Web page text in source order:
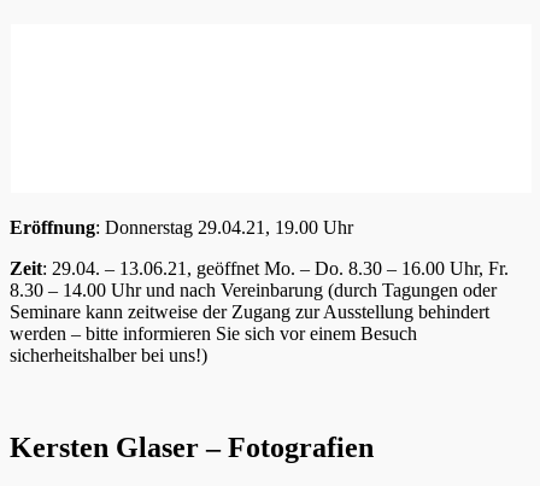
Eröffnung: Donnerstag 29.04.21, 19.00 Uhr
Zeit: 29.04. – 13.06.21, geöffnet Mo. – Do. 8.30 – 16.00 Uhr, Fr.
8.30 – 14.00 Uhr und nach Vereinbarung (durch Tagungen oder
Seminare kann zeitweise der Zugang zur Ausstellung behindert
werden – bitte informieren Sie sich vor einem Besuch
sicherheitshalber bei uns!)
Kersten Glaser – Fotografien